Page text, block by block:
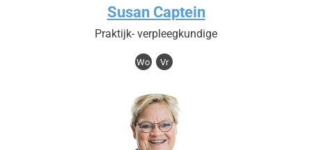
Susan Captein
Praktijk- verpleegkundige
Wo Vr